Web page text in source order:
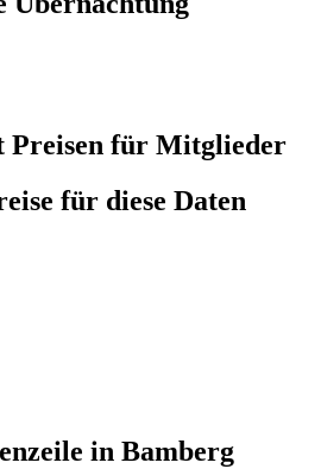
Preisen für Mitglieder
für diese Daten
in Bamberg